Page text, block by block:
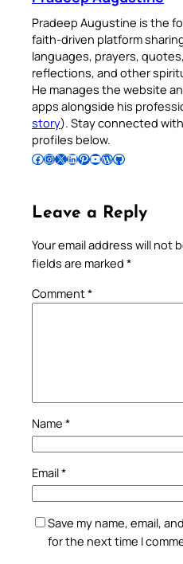
Pradeep Augustine is the
faith-driven platform
languages, prayers,
reflections, and other
He manages the website
apps alongside his
story). Stay connected
profiles below.
Follow Pradeep on Facebook Follow Pradeep on InstagramFollow Pradeep on X Follow Pradeep on LinkedIn Follow Pradeep on Pinterest Subscribe to Pradeep’s Youtube Channel Follow Pradeep on WordPress Follow Pradeep on GitHub
Leave a Reply
Your email address will not
fields are marked *
Comment*
Name *
Email*
Save my name, email,
for the next time I